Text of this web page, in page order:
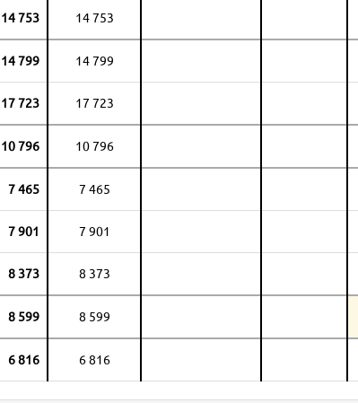
14 753 14 753
14 799 14 799
17 723 17 723
10 796 10 796
7 465 7 465
7 901 7 901
8 373 8 373
8 599 8 599
6 816 6 816